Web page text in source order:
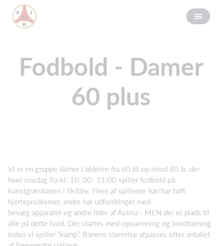
Fodbold - Damer
60 plus
Vi er en gruppe damer i alderen fra 60 til op imod 80 år, der
hver onsdag fra kl. 10: 00- 11:00 spiller fodbold på
kunstgræsbanen i Skibby. Flere af spillerne har/har haft
hjerteproblemer, andre har udfordringer med
bevæg apparatet og andre lider af Astma - MEN der er plads til
alle på dette hold. Der startes med opvarmning og boldtræning
inden vi spiller ”kamp”. Banens størrelse afpasses efter antallet